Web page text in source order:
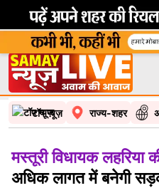
टॉप न्यूज़ राज्य-शहर
मस्तूरी विधायक लहरिया
अधिक लागत में बनेगी